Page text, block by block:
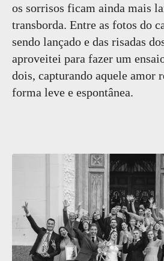
os sorrisos ficam ainda mais
transborda. Entre as fotos do
sendo lançado e das risadas
aproveitei para fazer um
dois, capturando aquele amor
forma leve e espontânea.